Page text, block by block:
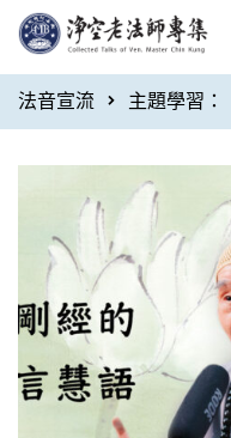
法音宣流 主題學習：